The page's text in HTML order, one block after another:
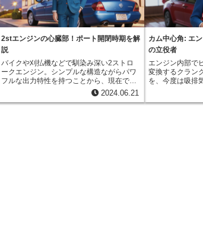
2stエンジンの心臓部！ポート開閉時期を解
説
バイクや刈払機などで馴染み深い2ストロ
ークエンジン。シンプルな構造ながらパワ
フルな出力特性を持つことから、現在でも
幅広い分野で活躍しています。その仕組み
は、ピストンが上下する動きとクランクケ
ース内の圧力変化を利用して混合気(燃料と
2024.06.21
カム中心角: エ
の立役者
エンジン内部で
変換するクラン
を、今度は吸排
変えるのがカ
カムシャフト
れる部品の形状